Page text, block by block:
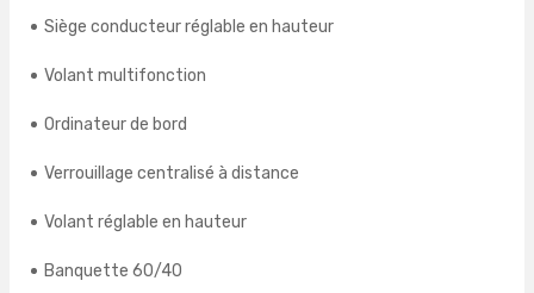
Siège conducteur réglable en hauteur
Volant multifonction
Ordinateur de bord
Verrouillage centralisé à distance
Volant réglable en hauteur
Banquette 60/40